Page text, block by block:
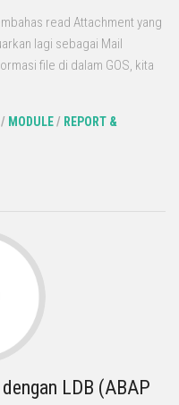
read Attachment yang
lagi sebagai Mail
file di dalam GOS, kita
/ MODULE/ REPORT &
LDB (ABAP